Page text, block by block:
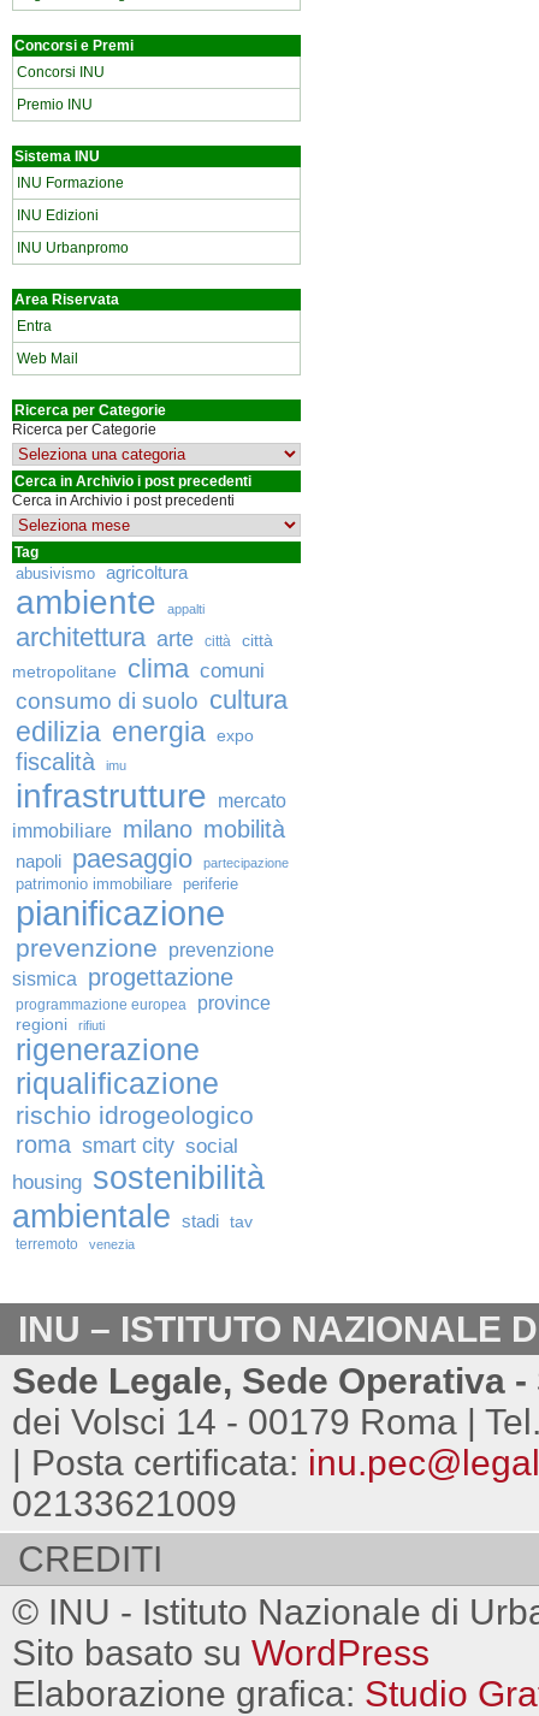
Concorsi e Premi
Concorsi INU
Premio INU
Sistema INU
INU Formazione
INU Edizioni
INU Urbanpromo
Area Riservata
Entra
Web Mail
Ricerca per Categorie
Ricerca per Categorie
Cerca in Archivio i post precedenti
Cerca in Archivio i post precedenti
Tag
abusivismo agricoltura
ambiente appalti
architettura arte città
città
metropolitane
clima comuni
consumo di suolo cultura
edilizia energia expo
fiscalità imu
infrastrutture
mercato
immobiliare milano mobilità
napoli paesaggio partecipazione
patrimonio immobiliare periferie
pianificazione
prevenzione
prevenzione
sismica
progettazione
programmazione europea province
regioni rifiuti
rigenerazione
riqualificazione
rischio idrogeologico
roma smart city social
housing sostenibilità
ambientale stadi tav
terremoto venezia
INU – ISTITUTO NAZIONALE
Sede Legale, Sede Operativa
dei Volsci 14 - 00179 Roma |
| Posta certificata:
02133621009
CREDITI
© INU - Istituto Nazionale di
Sito basato su WordPress
Elaborazione grafica: Studio